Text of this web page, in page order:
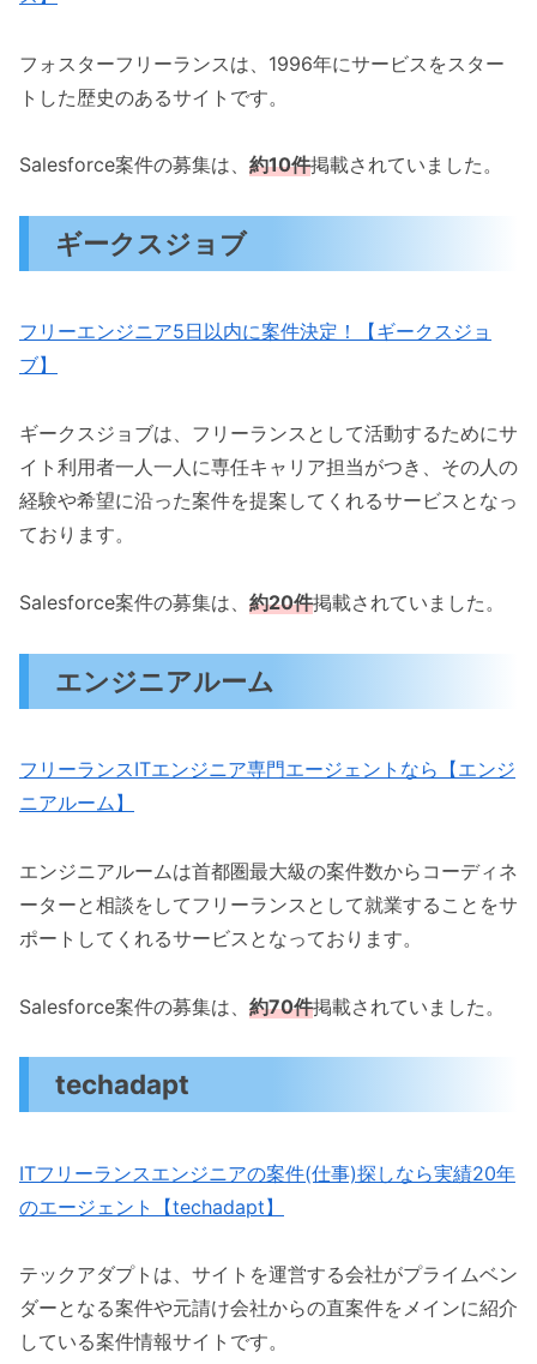
フォスターフリーランスは、1996年にサービスをスター
トした歴史のあるサイトです。
Salesforce案件の募集は、 約10件掲載されていました。
ギークスジョブ
フリーエンジニア5日以内に案件決定！【ギークスジョ
ブ】
ギークスジョブは、フリーランスとして活動するためにサ
イト利用者一人一人に専任キャリア担当がつき、その人の
経験や希望に沿った案件を提案してくれるサービスとなっ
ております。
Salesforce案件の募集は、 約20件掲載されていました。
エンジニアルーム
フリーランスITエンジニア専門エージェントなら【エンジ
ニアルーム】
エンジニアルームは首都圏最大級の案件数からコーディネ
ーターと相談をしてフリーランスとして就業することをサ
ポートしてくれるサービスとなっております。
Salesforce案件の募集は、 約70件掲載されていました。
techadapt
ITフリーランスエンジニアの案件(仕事)探しなら実績20年
のエージェント【techadapt】
テックアダプトは、サイトを運営する会社がプライムベン
ダーとなる案件や元請け会社からの直案件をメインに紹介
している案件情報サイトです。